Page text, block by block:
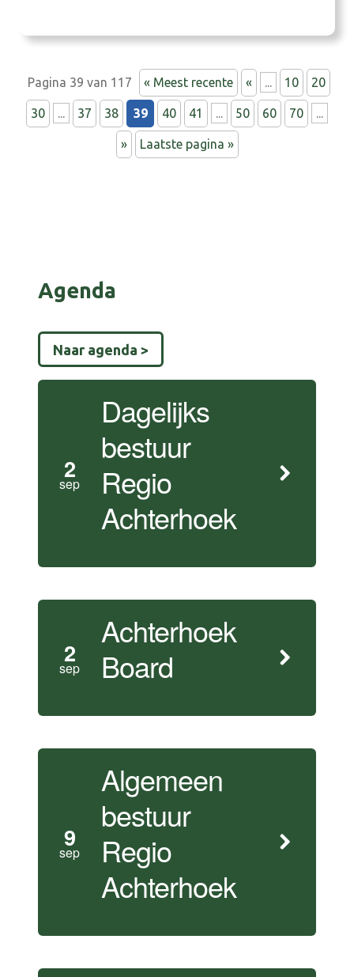
Gezond en Actief Leven Akkoord (GALA) en
Zorg voor Ouderen (WOZO) geven de
richting…
Pagina 39 van 117 « Meest recente « ... 10 20
30 ... 37 38 39 40 41 ... 50 60 70 ...
» Laatste pagina »
Agenda
Naar agenda >
2
sep
Dagelijks
bestuur
Regio
Achterhoek
2
sep
Achterhoek
Board
9
sep
Algemeen
bestuur
Regio
Achterhoek